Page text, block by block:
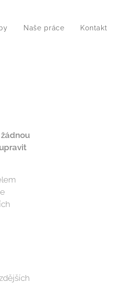
Naše práce Kontakt